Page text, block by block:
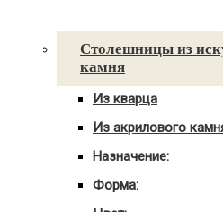
Столешницы из
камня
Из кварца
Для ванны
С мойкой
Из акрилового
Для ванны
С мойкой
Назначение:
Для ванной
Форма: